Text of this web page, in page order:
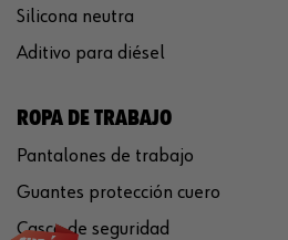
Silicona neutra
Aditivo para diésel
ROPA DE TRABAJO
Pantalones de trabajo
Guantes protección cuero
Casco de seguridad